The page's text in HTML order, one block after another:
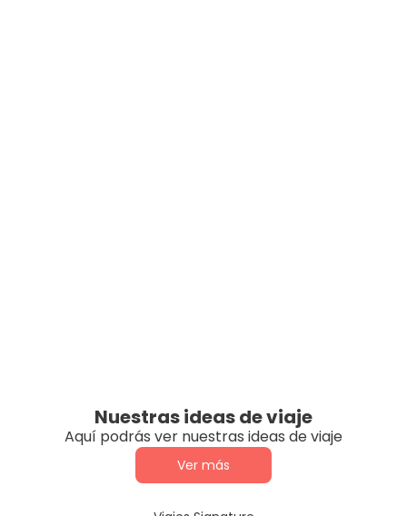
Nuestras ideas de viaje
Aquí podrás ver nuestras ideas de viaje
Ver más